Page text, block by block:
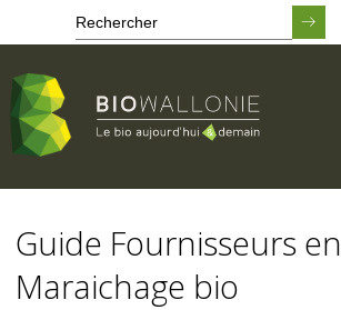
contenu
principal
Guide Fournisseurs en
Maraichage bio